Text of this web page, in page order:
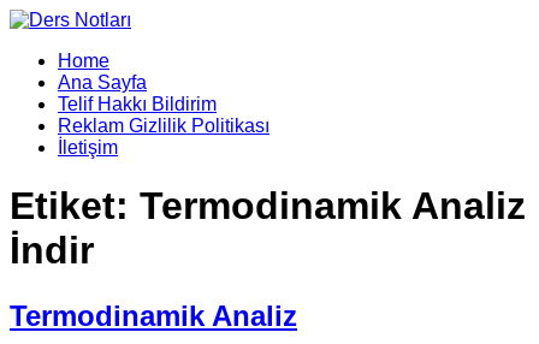
Home
Ana Sayfa
Telif Hakkı Bildirim
Reklam Gizlilik Politikası
İletişim
Etiket: Termodinamik Analiz
İndir
Termodinamik Analiz